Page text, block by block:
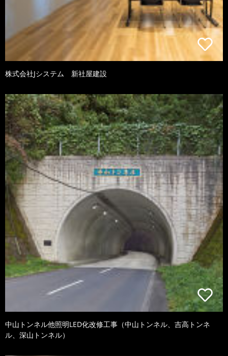
株式会社Jシステム 新社屋建設
中山トンネル他照明LED化改修工事（中山トンネル、吉高トンネ
ル、深山トンネル）